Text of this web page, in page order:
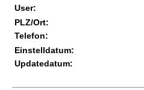
User:
PLZ/Ort:
Telefon:
Einstelldatum:
Updatedatum: